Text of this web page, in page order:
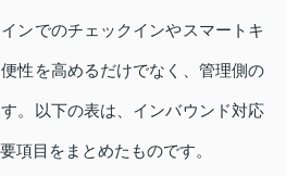
ンでのチェックインやスマートキ
性を高めるだけでなく、管理側の
。以下の表は、インバウンド対応
項目をまとめたものです。